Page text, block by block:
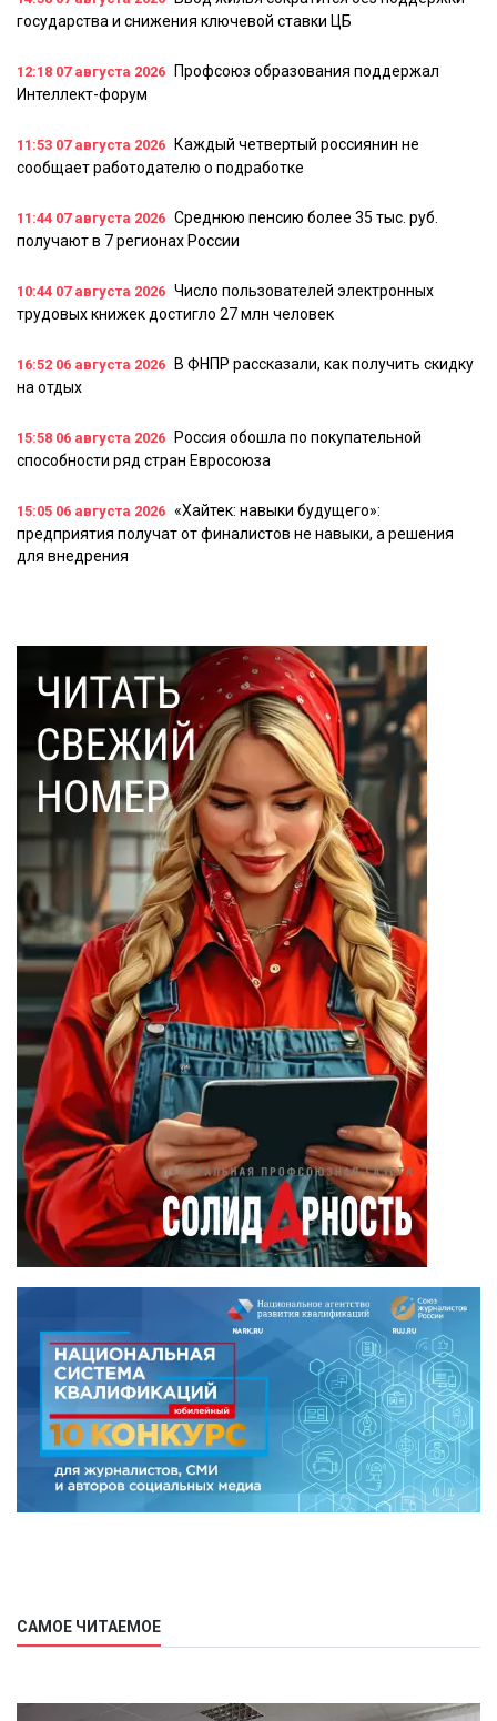
государства и снижения ключевой ставки ЦБ
12:18 07 августа 2026
Профсоюз образования поддержал
Интеллект-форум
11:53 07 августа 2026
Каждый четвертый россиянин не
сообщает работодателю о подработке
11:44 07 августа 2026 Среднюю пенсию более 35 тыс. руб.
получают в 7 регионах России
10:44 07 августа 2026 Число пользователей электронных
трудовых книжек достигло 27 млн человек
16:52 06 августа 2026
В ФНПР рассказали, как получить скидку
на отдых
15:58 06 августа 2026
Россия обошла по покупательной
способности ряд стран Евросоюза
15:05 06 августа 2026 «Хайтек: навыки будущего»:
предприятия получат от финалистов не навыки, а решения
для внедрения
САМОЕ ЧИТАЕМОЕ